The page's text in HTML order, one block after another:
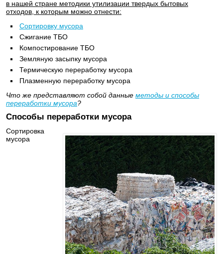
в нашей стране методики утилизации твердых бытовых
отходов, к которым можно отнести:
Сортировку мусора
Сжигание ТБО
Компостирование ТБО
Земляную засыпку мусора
Термическую переработку мусора
Плазменную переработку мусора
Что же представляют собой данные методы и способы
переработки мусора?
Способы переработки мусора
Сортировка
мусора